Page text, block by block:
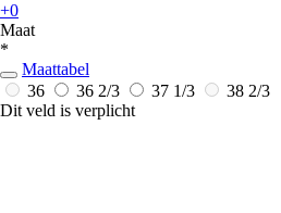
+0
Maat
*
Maattabel
36
36 2/3 37 1/3
38 2/3
Dit veld is verplicht